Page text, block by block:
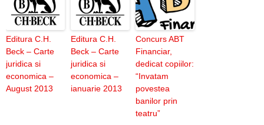
Editura C.H.
Beck – Carte
juridica si
economica –
August 2013
Editura C.H.
Beck – Carte
juridica si
economica –
ianuarie 2013
Concurs ABT
Financiar,
dedicat copiilor:
“Invatam
povestea
banilor prin
teatru”